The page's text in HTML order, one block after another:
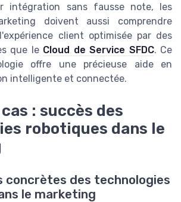
intégration sans fausse note, les
doivent aussi comprendre
client optimisée par des
que le Cloud de Service SFDC. Ce
offre une précieuse aide en
intelligente et connectée.
: succès des
robotiques dans le
concrètes des technologies
le marketing